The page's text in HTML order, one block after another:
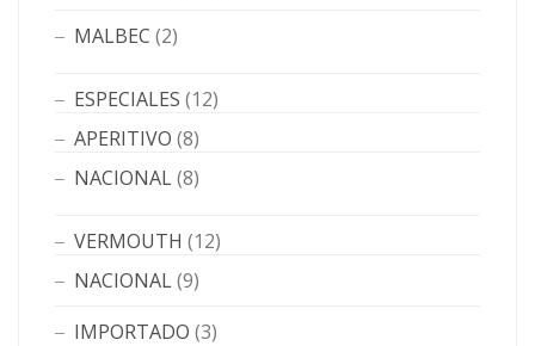
MALBEC (2)
ESPECIALES (12)
APERITIVO (8)
NACIONAL(8)
VERMOUTH (12)
NACIONAL(9)
IMPORTADO (3)